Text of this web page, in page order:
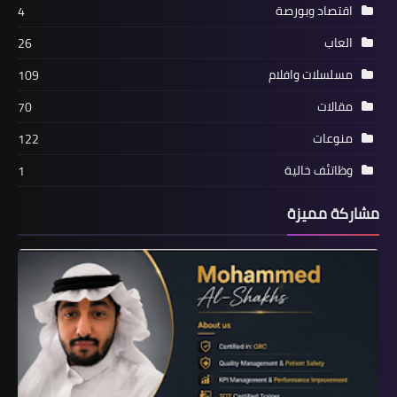
Last Blood 2020
منوعات
مشاهدة فيلم Angie: Lost Girls 2020
مترجم / افلامنكو / أفلامنكو /
AFLAMINCO
اقتصاد وبورصة
4
العاب
26
مسلسلات وافلام
109
مقالات
70
منوعات
122
وظاتئف خالية
1
مشاركة مميزة